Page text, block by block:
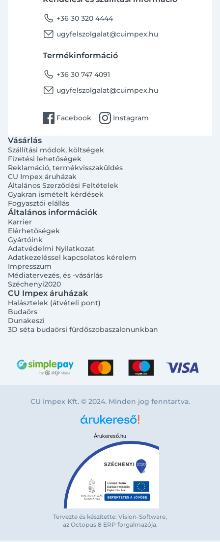
Bejelentkezés e-mail-címmel
phone +36 30 320 4444
email ugyfelszolgalat@cuimpex.hu
Termékinformáció
phone +36 30 747 4091
email ugyfelszolgalat@cuimpex.hu
facebook Facebook instagram Instagram
Vásárlás
Szállítási módok, költségek
Fizetési lehetőségek
Reklamáció, termékvisszaküldés
CU Impex áruházak
Általános Szerződési Feltételek
Gyakran ismételt kérdések
Fogyasztói elállás
Általános információk
Karrier
Elérhetőségek
Gyártóink
Adatvédelmi Nyilatkozat
Adatkezeléssel kapcsolatos kérelem
Impresszum
Médiatervezés, és -vásárlás
Széchenyi2020
CU Impex áruházak
Halásztelek (átvételi pont)
Budaörs
Dunakeszi
3D séta budaörsi fürdőszobaszalonunkban
CU Impex Kft. © 2024. Minden jog fenntartva.
Árukereső.hu
Tervezte és készítette: Vision-Software,
az Octopus 8 ERP forgalmazója.